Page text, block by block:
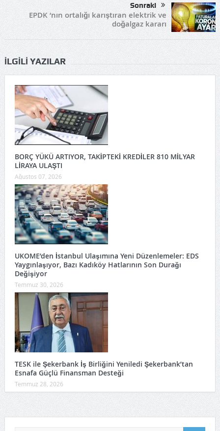
Sonraki
EPDK ‘nın ortalığı karıştıran elektrik ve
doğalgaz kararı
İLGILI YAZILAR
BORÇ YÜKÜ ARTIYOR, TAKİPTEKİ KREDİLER 810 MİLYAR
LİRAYA ULAŞTI
Ağustos 07, 2026
UKOME’den İstanbul Ulaşımına Yeni Düzenlemeler: EDS
Yaygınlaşıyor, Bazı Kadıköy Hatlarının Son Durağı
Değişiyor
Temmuz 30, 2026
TESK ile Şekerbank İş Birliğini Yeniledi Şekerbank’tan
Esnafa Güçlü Finansman Desteği
Temmuz 28, 2026